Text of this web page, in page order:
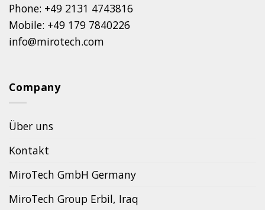
Phone: +49 2131 4743816
Mobile: +49 179 7840226
info@mirotech.com
Company
Über uns
Kontakt
MiroTech GmbH Germany
MiroTech Group Erbil, Iraq